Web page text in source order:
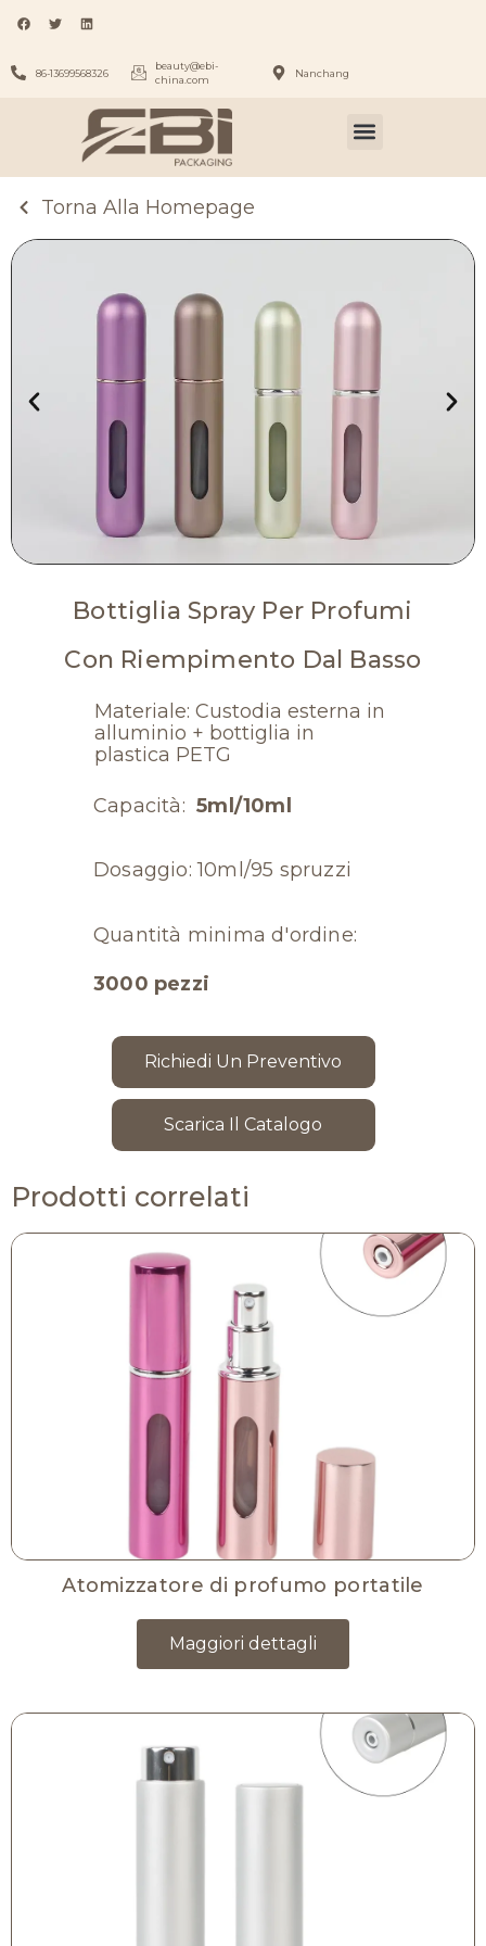
86-13699568326
beauty@ebi-
china.com
Nanchang
Torna Alla Homepage
Bottiglia Spray Per Profumi
Con Riempimento Dal Basso
Materiale: Custodia esterna in
alluminio + bottiglia in
plastica PETG
Capacità:5ml/10ml
Dosaggio: 10ml/95 spruzzi
Quantità minima d'ordine:
3000 pezzi
Richiedi Un Preventivo
Scarica Il Catalogo
Prodotti correlati
Atomizzatore di profumo portatile
Maggiori dettagli